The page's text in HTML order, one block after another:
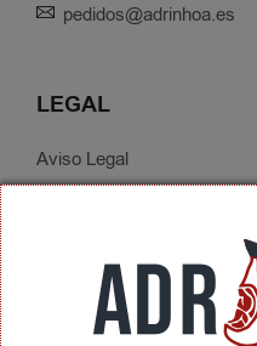
pedidos@adrinhoa.es
LEGAL
Aviso Legal
Condiciones de Contratación
Envíos y Devoluciones